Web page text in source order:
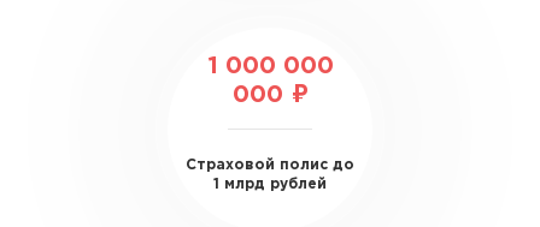
1 000 000
000 ₽
Страховой полис до
1 млрд рублей